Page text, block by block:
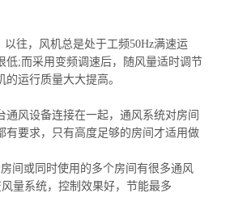
以往，风机总是处于工频50Hz满速运
低;而采用变频调速后，随风量适时调节
运行质量大大提高。
通风设备连接在一起，通风系统对房间
有要求，只有高度足够的房间才适用做
间或同时使用的多个房间有很多通风
量系统，控制效果好，节能最多